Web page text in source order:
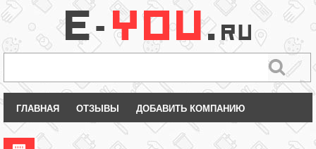
ГЛАВНАЯ ОТЗЫВЫ ДОБАВИТЬ КОМПАНИЮ